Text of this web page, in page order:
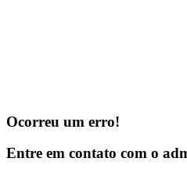
Ocorreu um erro!
Entre em contato com o